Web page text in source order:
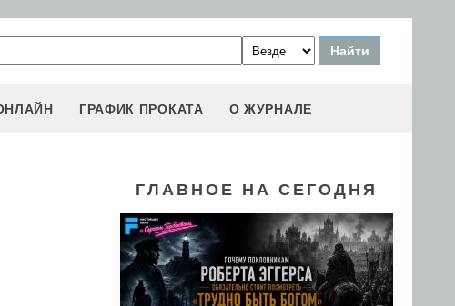
ГРАФИК ПРОКАТА О ЖУРНАЛЕ
ГЛАВНОЕ НА СЕГОДНЯ